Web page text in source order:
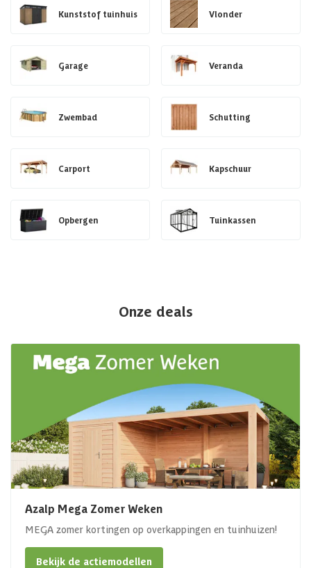
Kunststof tuinhuis Vlonder
Garage Veranda
Zwembad Schutting
Carport Kapschuur
Opbergen Tuinkassen
Onze deals
Azalp Mega Zomer Weken
MEGA zomer kortingen op overkappingen en tuinhuizen!
Bekijk de actiemodellen